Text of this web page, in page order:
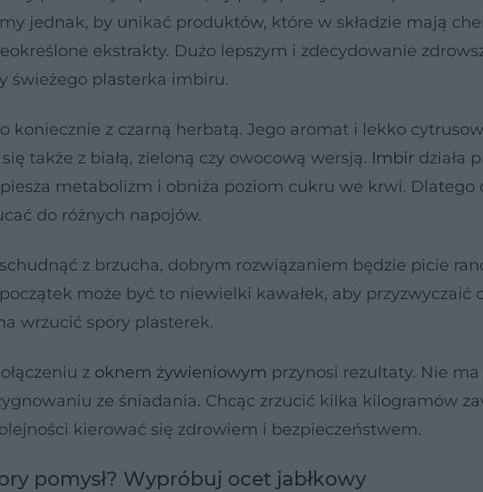
jednak, by unikać produktów, które w składzie mają
ekstrakty. Dużo lepszym i zdecydowanie
świeżego plasterka imbiru.
koniecznie z czarną herbatą. Jego aromat i lekko
także z białą, zieloną czy owocową wersją. Imbir działa
metabolizm i obniża poziom cukru we krwi.
do różnych napojów.
z brzucha, dobrym rozwiązaniem będzie picie
może być to niewielki kawałek, aby przyzwyczaić
wrzucić spory plasterek.
z oknem żywieniowym przynosi rezultaty. Nie
ze śniadania. Chcąc zrzucić kilka kilogramów
kierować się zdrowiem i bezpieczeństwem.
pomysł? Wypróbuj ocet jabłkowy